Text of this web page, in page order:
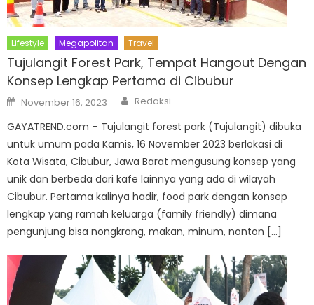
Lifestyle Megapolitan Travel
Tujulangit Forest Park, Tempat Hangout Dengan
Konsep Lengkap Pertama di Cibubur
Posted
on
November 16, 2023 Author
Redaksi
GAYATREND.com – Tujulangit forest park (Tujulangit) dibuka
untuk umum pada Kamis, 16 November 2023 berlokasi di
Kota Wisata, Cibubur, Jawa Barat mengusung konsep yang
unik dan berbeda dari kafe lainnya yang ada di wilayah
Cibubur. Pertama kalinya hadir, food park dengan konsep
lengkap yang ramah keluarga (family friendly) dimana
pengunjung bisa nongkrong, makan, minum, nonton […]